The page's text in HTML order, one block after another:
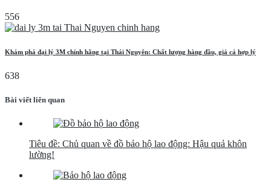
556
Khám phá đại lý 3M chính hãng tại Thái Nguyên: Chất lượng hàng đầu, giá cả hợp lý
638
Bài viết liên quan
Tiêu đề: Chủ quan về đồ bảo hộ lao động: Hậu quả khôn
lường!